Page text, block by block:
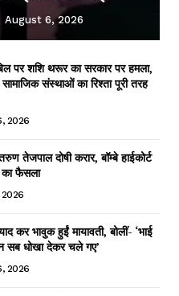
August 6, 2026
पर शशि थरूर का सरकार पर हमला,
संस्थाओं का रिश्ता पूरी तरह
2026
तेजपाल दोषी करार, बॉम्बे हाईकोर्ट
फैसला
कर भावुक हुईं मायावती, बोलीं- ‘भाई
सब धोखा देकर चले गए’
2026